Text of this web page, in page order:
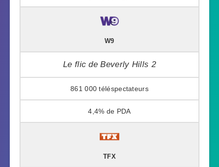
W9
Le flic de Beverly Hills 2
861 000
4,4%
TFX